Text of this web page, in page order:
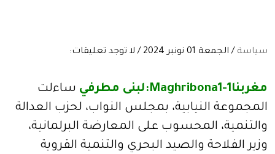
سياسة / الجمعة 01 نونبر 2024 / لا توجد تعليقات:
مغربنا1-Maghribona1:لبنى مطرفي
ساءلت
المجموعة النيابية، بمجلس النواب، لحزب العدالة
والتنمية، المحسوب على المعارضة البرلمانية،
وزير الفلاحة والصيد البحري والتنمية القروية